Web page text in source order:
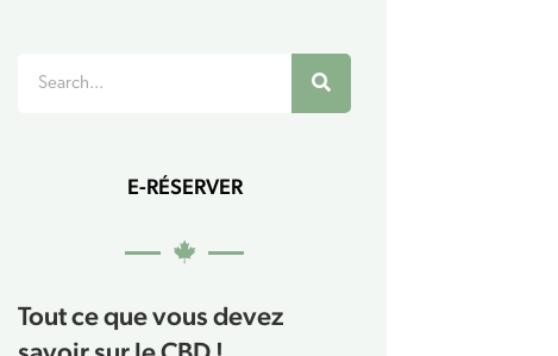
E-RÉSERVER
Tout ce que vous devez